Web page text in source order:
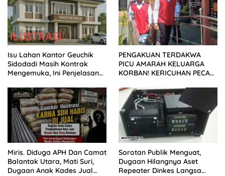
Isu Lahan Kantor Geuchik
Sidodadi Masih Kontrak
Mengemuka, Ini Penjelasan
PENGAKUAN TERDAKWA
PICU AMARAH KELUARGA
KORBAN! KERICUHAN PECAH
DITUNDA
Miris. Diduga APH Dan Camat
Balantak Utara, Mati Suri,
Dugaan Anak Kades Jual
Sorotan Publik Menguat,
Dugaan Hilangnya Aset
Repeater Dinkes Langsa